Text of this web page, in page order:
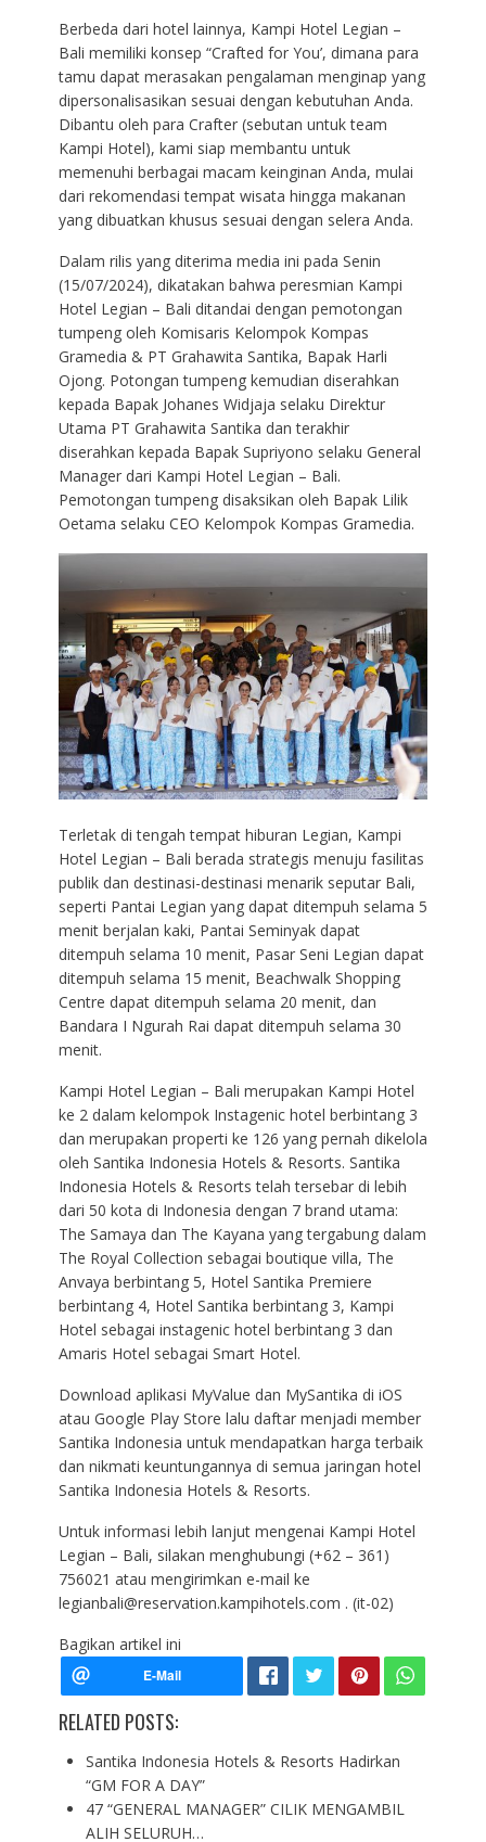
Berbeda dari hotel lainnya, Kampi Hotel Legian –
Bali memiliki konsep “Crafted for You’, dimana para
tamu dapat merasakan pengalaman menginap yang
dipersonalisasikan sesuai dengan kebutuhan Anda.
Dibantu oleh para Crafter (sebutan untuk team
Kampi Hotel), kami siap membantu untuk
memenuhi berbagai macam keinginan Anda, mulai
dari rekomendasi tempat wisata hingga makanan
yang dibuatkan khusus sesuai dengan selera Anda.
Dalam rilis yang diterima media ini pada Senin
(15/07/2024), dikatakan bahwa peresmian Kampi
Hotel Legian – Bali ditandai dengan pemotongan
tumpeng oleh Komisaris Kelompok Kompas
Gramedia & PT Grahawita Santika, Bapak Harli
Ojong. Potongan tumpeng kemudian diserahkan
kepada Bapak Johanes Widjaja selaku Direktur
Utama PT Grahawita Santika dan terakhir
diserahkan kepada Bapak Supriyono selaku General
Manager dari Kampi Hotel Legian – Bali.
Pemotongan tumpeng disaksikan oleh Bapak Lilik
Oetama selaku CEO Kelompok Kompas Gramedia.
Terletak di tengah tempat hiburan Legian, Kampi
Hotel Legian – Bali berada strategis menuju fasilitas
publik dan destinasi-destinasi menarik seputar Bali,
seperti Pantai Legian yang dapat ditempuh selama 5
menit berjalan kaki, Pantai Seminyak dapat
ditempuh selama 10 menit, Pasar Seni Legian dapat
ditempuh selama 15 menit, Beachwalk Shopping
Centre dapat ditempuh selama 20 menit, dan
Bandara I Ngurah Rai dapat ditempuh selama 30
menit.
Kampi Hotel Legian – Bali merupakan Kampi Hotel
ke 2 dalam kelompok Instagenic hotel berbintang 3
dan merupakan properti ke 126 yang pernah dikelola
oleh Santika Indonesia Hotels & Resorts. Santika
Indonesia Hotels & Resorts telah tersebar di lebih
dari 50 kota di Indonesia dengan 7 brand utama:
The Samaya dan The Kayana yang tergabung dalam
The Royal Collection sebagai boutique villa, The
Anvaya berbintang 5, Hotel Santika Premiere
berbintang 4, Hotel Santika berbintang 3, Kampi
Hotel sebagai instagenic hotel berbintang 3 dan
Amaris Hotel sebagai Smart Hotel.
Download aplikasi MyValue dan MySantika di iOS
atau Google Play Store lalu daftar menjadi member
Santika Indonesia untuk mendapatkan harga terbaik
dan nikmati keuntungannya di semua jaringan hotel
Santika Indonesia Hotels & Resorts.
Untuk informasi lebih lanjut mengenai Kampi Hotel
Legian – Bali, silakan menghubungi (+62 – 361)
756021 atau mengirimkan e-mail ke
legianbali@reservation.kampihotels.com . (it-02)
Bagikan artikel ini
RELATED POSTS:
Santika Indonesia Hotels & Resorts Hadirkan
“GM FOR A DAY”
47 “GENERAL MANAGER” CILIK MENGAMBIL
ALIH SELURUH…